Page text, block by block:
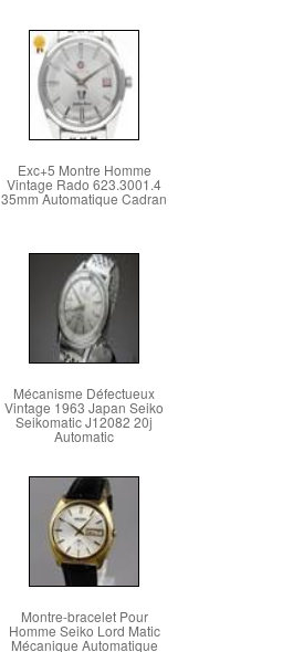
Exc+5 Montre Homme
Vintage Rado 623.3001.4
35mm Automatique Cadran
Mécanisme Défectueux
Vintage 1963 Japan Seiko
Seikomatic J12082 20j
Automatic
Montre-bracelet Pour
Homme Seiko Lord Matic
Mécanique Automatique